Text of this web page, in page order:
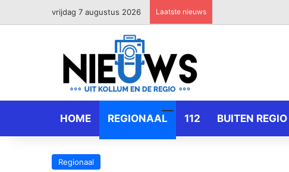
vrijdag 7 augustus 2026 Laatste nieuws
HOME REGIONAAL 112 BUITEN REGIO
Regionaal